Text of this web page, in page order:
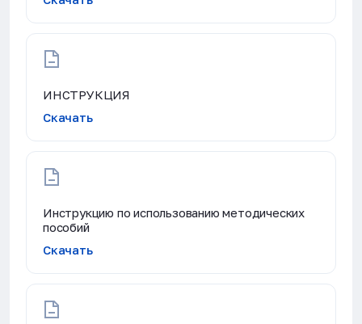
ИНСТРУКЦИЯ
Скачать
Инструкцию по использованию методических
пособий
Скачать